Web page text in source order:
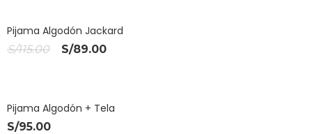
¡OFERT
A!
Pijama Algodón Jackard
S/115.00
El
S/115.00.
S/89.00El
S/89.00.
Pijama Algodón + Tela
S/95.00